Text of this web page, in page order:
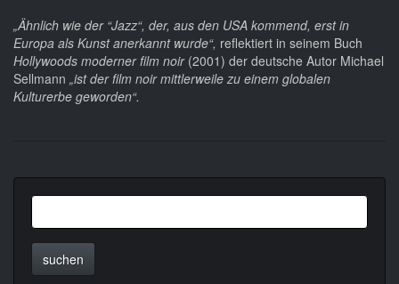
„Ähnlich wie der “Jazz“, der, aus den USA kommend, erst in
Europa als Kunst anerkannt wurde“, reflektiert in seinem Buch
Hollywoods moderner film noir(2001) der deutsche Autor Michael
Sellmann „ist der film noir mittlerweile zu einem globalen
Kulturerbe geworden“.
suchen